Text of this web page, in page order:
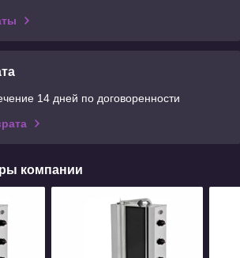
14 дней по договоренности
компании